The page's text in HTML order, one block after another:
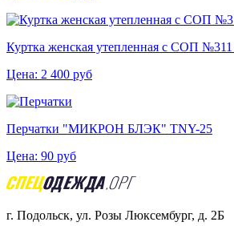
Куртка женская утепленная с СОП №311
Цена: 2 400 руб
Перчатки "МИКРОН БЛЭК" TNY-25
Цена: 90 руб
г. Подольск, ул. Розы Люксембург, д. 2Б